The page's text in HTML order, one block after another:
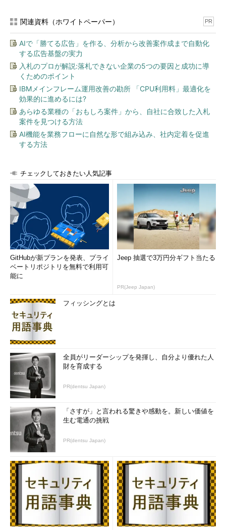
それ以前は「 Microsoft Wallet
Microsoft Walletは、Windows 10 Mobile向けの決済サービスの名
前としても使用されています。その時点で新規IDを作成する際に
は問題にはならないでしょうが、IDを継続して利用しているユー
ザーにとっては、混乱してしまいます。@outlook.com、
@live.com、@live.jp、@hotmail.com、@msn.com、
@passport.comなど、さまざまなサフィックスのドメイン名が
存在することも、混乱の源です。
Windows 8.1／10は、別の名前や名前の変更がお好き？
Windows 8.1（Windows 8）やWindows 10からは、OSに実装
されることがあります。
例えば、筆者はWindows 8.1以降を対象とする場合、「アプリ
ケーション（Application）
」と「アプリ（Apps）
使い分けています。「アプリケーション」は従来のネイティブな
Windows向けアプリケーション（「メモ帳」や「Word」、コマ
ンドツールなど、拡張子「.exe」のバイナリ）のことで、「
クトップアプリ
」や「 Win32アプリケーション
」と表現すること
もあります。
」が意味するところは、Windowsストアか
ら入手できる（あるいはWindowsにビルトインされて提供され
る）、Windows 8からの
ちらは、さまざまな別の呼び方があります。以下にざっと挙げて
みましたが、まだあるかもしれません。これらの呼び方は、
Windowsの新しいバージョンや技術が登場するたびに増えてきま
した。これほどたくさん別名があると、人に正しく伝えるのに苦
労します。
ストアアプリ（Store Apps）
Windowsストアアプリ（Windows Store
Apps）
Windowsアプリ（Windows Apps）
ユニバーサルWindowsプラットフォームアプリ
（Universal Windows Platform Apps）
UWPアプリ（UWP Apps）
モダンアプリ（Modern Apps）
モダンUIアプリ（Modern UI Apps）
メトロアプリ（Metro Apps）
メトロUIアプリ（Metro UI Apps）
関連資料（ホワイトペーパー） PR
AIで「勝てる広告」を作る、分析から改善案作成まで自動化
する広告基盤の実力
入札のプロが解説:落札できない企業の5つの要因と成功に導
くためのポイント
IBMメインフレーム運用改善の勘所 「CPU利用料」最適化を
効果的に進めるには?
あらゆる業種の「おもしろ案件」から、自社に合致した入札
案件を見つける方法
AI機能を業務フローに自然な形で組み込み、社内定着を促進
する方法
チェックしておきたい人気記事
GitHubが新プランを発表、プライ
ベートリポジトリを無料で利用可
能に
Jeep 抽選で3万円分ギフト当たる
PR(Jeep Japan)
フィッシングとは
全員がリーダーシップを発揮し、自分より優れた人
財を育成する
PR(dentsu Japan)
「さすが」と言われる驚きや感動を。新しい価値を
生む電通の挑戦
PR(dentsu Japan)